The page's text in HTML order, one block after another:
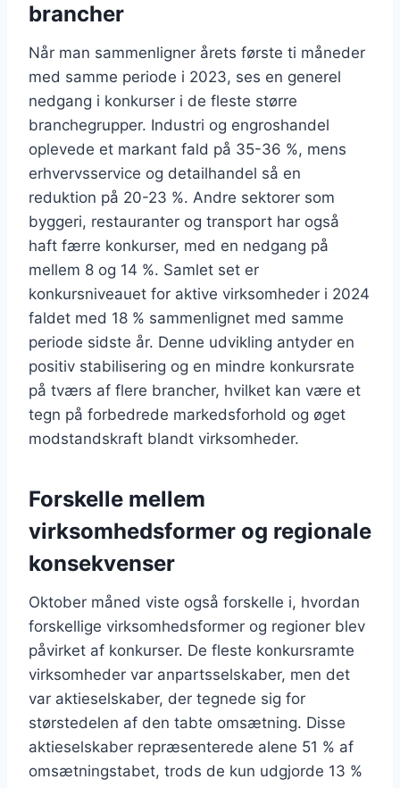
brancher
Når man sammenligner årets første ti måneder
med samme periode i 2023, ses en generel
nedgang i konkurser i de fleste større
branchegrupper. Industri og engroshandel
oplevede et markant fald på 35-36 %, mens
erhvervsservice og detailhandel så en
reduktion på 20-23 %. Andre sektorer som
byggeri, restauranter og transport har også
haft færre konkurser, med en nedgang på
mellem 8 og 14 %. Samlet set er
konkursniveauet for aktive virksomheder i 2024
faldet med 18 % sammenlignet med samme
periode sidste år. Denne udvikling antyder en
positiv stabilisering og en mindre konkursrate
på tværs af flere brancher, hvilket kan være et
tegn på forbedrede markedsforhold og øget
modstandskraft blandt virksomheder.
Forskelle mellem
virksomhedsformer og regionale
konsekvenser
Oktober måned viste også forskelle i, hvordan
forskellige virksomhedsformer og regioner blev
påvirket af konkurser. De fleste konkursramte
virksomheder var anpartsselskaber, men det
var aktieselskaber, der tegnede sig for
størstedelen af den tabte omsætning. Disse
aktieselskaber repræsenterede alene 51 % af
omsætningstabet, trods de kun udgjorde 13 %